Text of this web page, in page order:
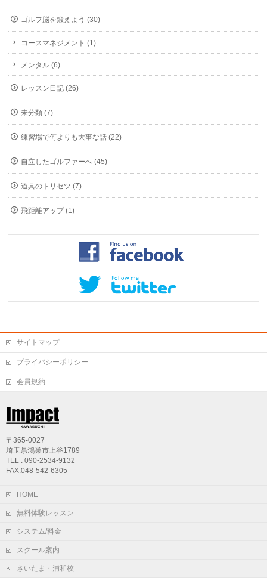
ゴルフ脳を鍛えよう (30)
コースマネジメント (1)
メンタル (6)
レッスン日記 (26)
未分類 (7)
練習場で何よりも大事な話 (22)
自立したゴルファーへ (45)
道具のトリセツ (7)
飛距離アップ (1)
サイトマップ
プライバシーポリシー
会員規約
〒365-0027
埼玉県鴻巣市上谷1789
TEL : 090-2534-9132
FAX:048-542-6305
HOME
無料体験レッスン
システム/料金
スクール案内
さいたま・浦和校